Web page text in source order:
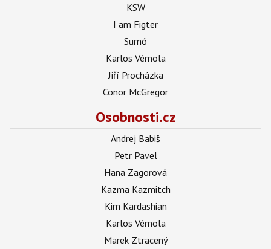
KSW
I am Figter
Sumó
Karlos Vémola
Jiří Procházka
Conor McGregor
Osobnosti.cz
Andrej Babiš
Petr Pavel
Hana Zagorová
Kazma Kazmitch
Kim Kardashian
Karlos Vémola
Marek Ztracený